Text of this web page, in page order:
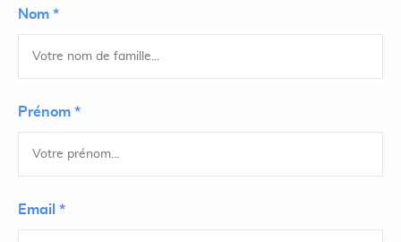
Nom *
Prénom *
Email *